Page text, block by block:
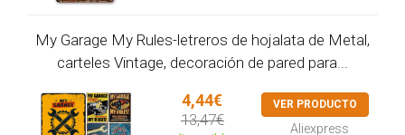
My Garage My Rules-letreros de hojalata de Metal,
carteles Vintage, decoración de pared para...
4,44€
13,47€
VER PRODUCTO
Aliexpress